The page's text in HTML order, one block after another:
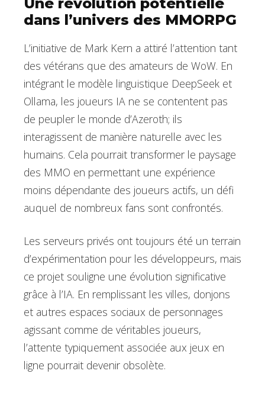
dans l’univers des MMORPG
L’initiative de Mark Kern a attiré l’attention tant
des vétérans que des amateurs de WoW. En
intégrant le modèle linguistique DeepSeek et
Ollama, les joueurs IA ne se contentent pas
de peupler le monde d’Azeroth; ils
interagissent de manière naturelle avec les
humains. Cela pourrait transformer le paysage
des MMO en permettant une expérience
moins dépendante des joueurs actifs, un défi
auquel de nombreux fans sont confrontés.
Les serveurs privés ont toujours été un terrain
d’expérimentation pour les développeurs, mais
ce projet souligne une évolution significative
grâce à l’IA. En remplissant les villes, donjons
et autres espaces sociaux de personnages
agissant comme de véritables joueurs,
l’attente typiquement associée aux jeux en
ligne pourrait devenir obsolète.